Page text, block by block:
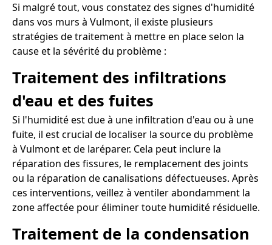
Si malgré tout, vous constatez des signes d'humidité
dans vos murs à Vulmont, il existe plusieurs
stratégies de traitement à mettre en place selon la
cause et la sévérité du problème :
Traitement des infiltrations
d'eau et des fuites
Si l'humidité est due à une infiltration d'eau ou à une
fuite, il est crucial de localiser la source du problème
à Vulmont et de laréparer. Cela peut inclure la
réparation des fissures, le remplacement des joints
ou la réparation de canalisations défectueuses. Après
ces interventions, veillez à ventiler abondamment la
zone affectée pour éliminer toute humidité résiduelle.
Traitement de la condensation